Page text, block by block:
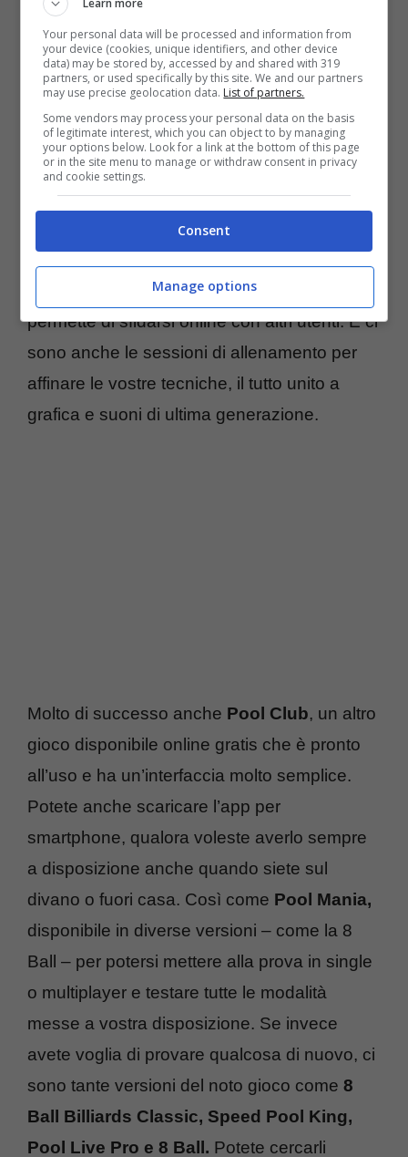
Ecco alcune versioni di biliardo disponibili online (screenshot)
– Tecnocino.it
La miglior alternativa in assoluto è quasi
videogioco gratuito sviluppato da Unity che
permette di sfidarsi online con altri utenti. E ci
sono anche le sessioni di allenamento per
affinare le vostre tecniche, il tutto unito a
grafica e suoni di ultima generazione.
Molto di successo anche Pool Club, un altro
gioco disponibile online gratis che è pronto
all’uso e ha un’interfaccia molto semplice.
Potete anche scaricare l’app per
smartphone, qualora voleste averlo sempre
a disposizione anche quando siete sul
divano o fuori casa. Così come Pool Mania,
disponibile in diverse versioni – come la 8
Ball – per potersi mettere alla prova in single
o multiplayer e testare tutte le modalità
messe a vostra disposizione. Se invece
avete voglia di provare qualcosa di nuovo, ci
sono tante versioni del noto gioco come 8
Ball Billiards Classic, Speed Pool King,
Pool Live Pro e 8 Ball. Potete cercarli
Learn more
Your personal data will be processed and information from
your device (cookies, unique identifiers, and other device
data) may be stored by, accessed by and shared with 319
partners, or used specifically by this site. We and our partners
may use precise geolocation data. List of partners.
Some vendors may process your personal data on the basis
of legitimate interest, which you can object to by managing
your options below. Look for a link at the bottom of this page
or in the site menu to manage or withdraw consent in privacy
and cookie settings.
Consent
Manage options